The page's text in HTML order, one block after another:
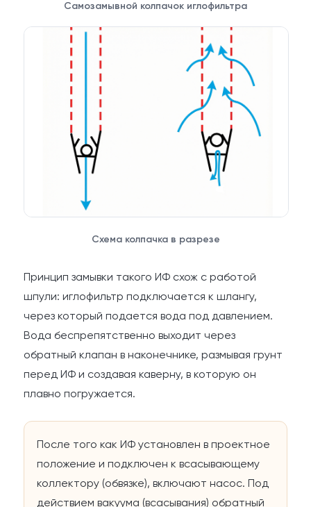
Самозамывной колпачок иглофильтра
Схема колпачка в разрезе
Принцип замывки такого ИФ схож с работой
шпули: иглофильтр подключается к шлангу,
через который подается вода под давлением.
Вода беспрепятственно выходит через
обратный клапан в наконечнике, размывая грунт
перед ИФ и создавая каверну, в которую он
плавно погружается.
После того как ИФ установлен в проектное
положение и подключен к всасывающему
коллектору (обвязке), включают насос. Под
действием вакуума (всасывания) обратный